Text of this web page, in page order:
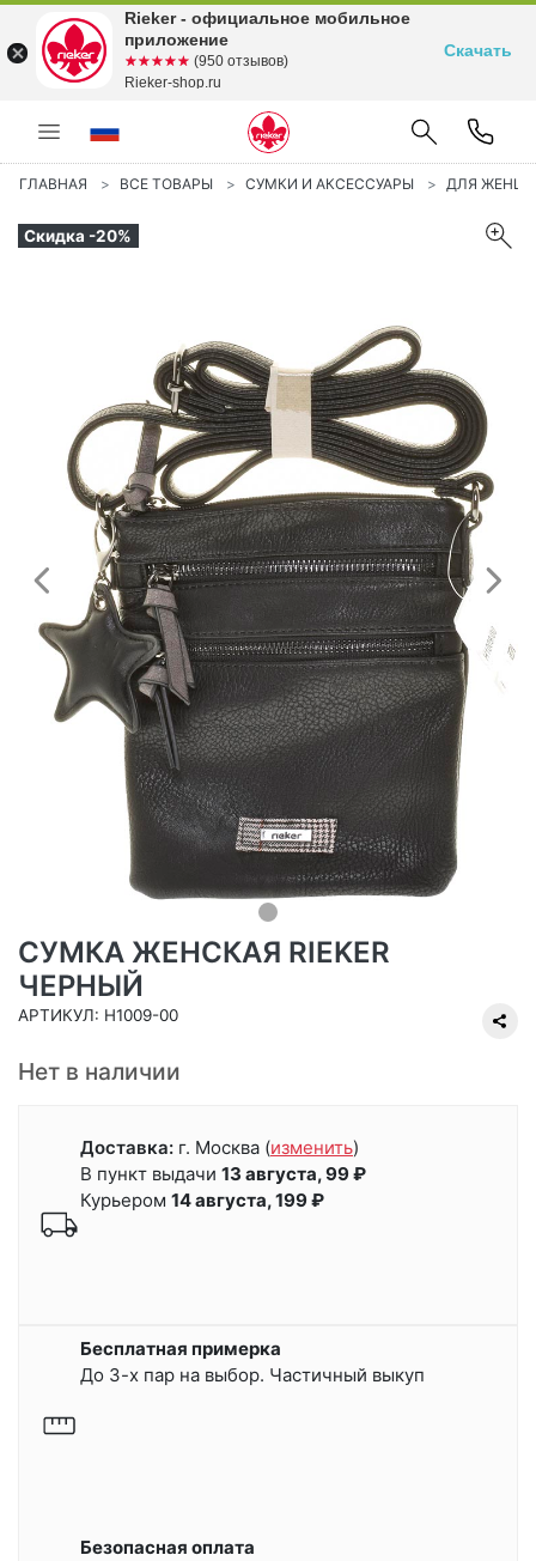
ГЛАВНАЯ ВСЕ ТОВАРЫ СУМКИ И АКСЕССУАРЫ ДЛЯ
Скидка -20%
Предыдущий
СУМКА ЖЕНСКАЯ RIEKER
ЧЕРНЫЙ
АРТИКУЛ: H1009-00
Нет в наличии
Доставка: г. Москва (изменить)
В пункт выдачи 13 августа, 99 ₽
Курьером 14 августа, 199 ₽
Бесплатная примерка
До 3-х пар на выбор. Частичный выкуп
Безопасная оплата
Rieker - официальное мобильное
приложение
☆☆☆☆☆
★★★★★ (950 отзывов)
Rieker-shop.ru
Скачать